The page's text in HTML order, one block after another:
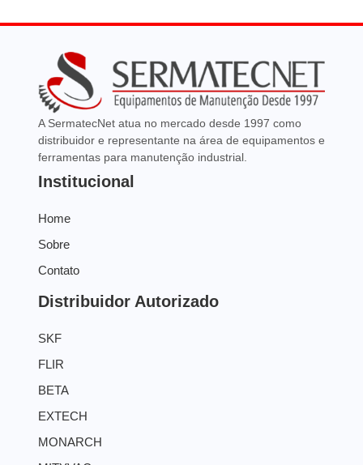
A SermatecNet atua no mercado desde 1997 como
distribuidor e representante na área de equipamentos e
ferramentas para manutenção industrial.
Institucional
Home
Sobre
Contato
Distribuidor Autorizado
SKF
FLIR
BETA
EXTECH
MONARCH